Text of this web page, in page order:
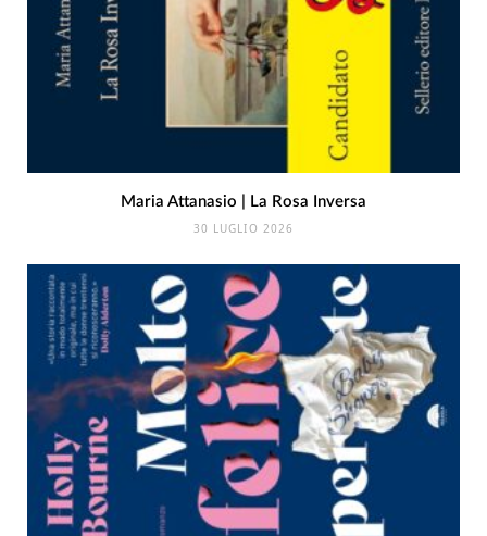
Maria Attanasio | La Rosa Inversa
30 LUGLIO 2026